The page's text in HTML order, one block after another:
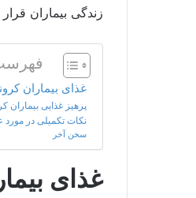
زندگی بیماران قرار
غذای بیماران
پرهیز غذایی بیماران
نکات تکمیلی در مورد
سخن آخر
غذای